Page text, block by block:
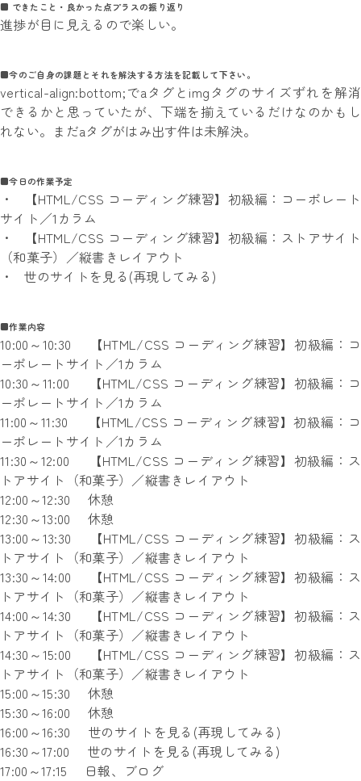
■ できたこと・良かった点プラスの振り返り
進捗が目に見えるので楽しい。
■今のご自身の課題とそれを解決する方法を記載して下さい。
vertical-align:bottom;でaタグとimgタグのサイズずれを解消
できるかと思っていたが、下端を揃えているだけなのかもし
れない。まだaタグがはみ出す件は未解決。
■今日の作業予定
・ 【HTML/CSS コーディング練習】初級編：コーポレート
サイト／1カラム
・ 【HTML/CSS コーディング練習】初級編：ストアサイト
（和菓子）／縦書きレイアウト
・ 世のサイトを見る(再現してみる)
■作業内容
10:00～10:30 【HTML/CSS コーディング練習】初級編：コ
ーポレートサイト／1カラム
10:30～11:00 【HTML/CSS コーディング練習】初級編：コ
ーポレートサイト／1カラム
11:00～11:30 【HTML/CSS コーディング練習】初級編：コ
ーポレートサイト／1カラム
11:30～12:00 【HTML/CSS コーディング練習】初級編：ス
トアサイト（和菓子）／縦書きレイアウト
12:00～12:30 休憩
12:30～13:00 休憩
13:00～13:30 【HTML/CSS コーディング練習】初級編：ス
トアサイト（和菓子）／縦書きレイアウト
13:30～14:00 【HTML/CSS コーディング練習】初級編：ス
トアサイト（和菓子）／縦書きレイアウト
14:00～14:30 【HTML/CSS コーディング練習】初級編：ス
トアサイト（和菓子）／縦書きレイアウト
14:30～15:00 【HTML/CSS コーディング練習】初級編：ス
トアサイト（和菓子）／縦書きレイアウト
15:00～15:30 休憩
15:30～16:00 休憩
16:00～16:30 世のサイトを見る(再現してみる)
16:30～17:00 世のサイトを見る(再現してみる)
17:00～17:15 日報、ブログ